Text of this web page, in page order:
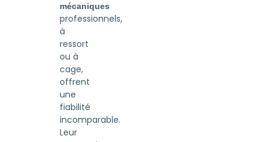
mécaniques
professionnels,
à
ressort
ou à
cage,
offrent
une
fiabilité
incomparable.
Leur